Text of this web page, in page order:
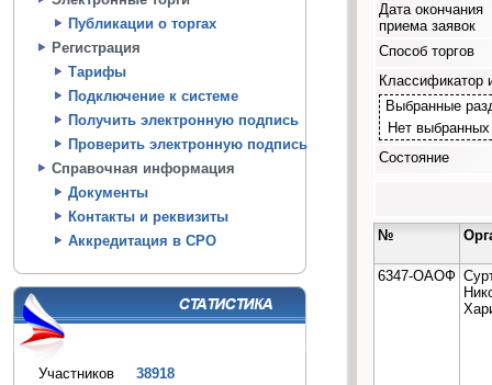
Публикации о торгах
Регистрация
Тарифы
Подключение к системе
Получить электронную подпись
Проверить электронную подпись
Справочная информация
Документы
Контакты и реквизиты
Аккредитация в СРО
Участников
38918
Дата окончания
приема заявок
Способ торгов
Классификатор
Выбранные
Нет
Состояние
№
6347-ОАОФ